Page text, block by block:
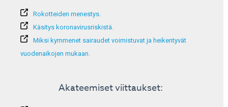
Rokotteiden menestys.
Käsitys koronavirusriskistä.
Miksi kymmenet sairaudet voimistuvat ja heikentyvät
vuodenaikojen mukaan.
Akateemiset viittaukset: